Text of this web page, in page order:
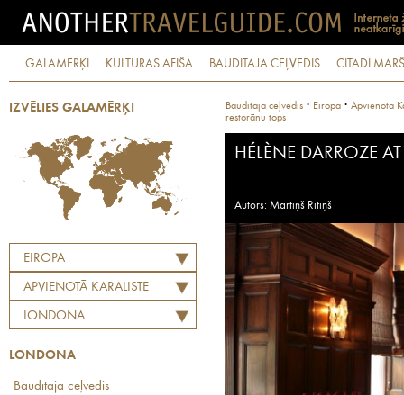
GALAMĒRĶI KULTŪRAS AFIŠA BAUDĪTĀJA CEĻVEDIS CITĀDI
IZVĒLIES GALAMĒRĶI
EIROPA
APVIENOTĀ KARALISTE
LONDONA
LONDONA
Baudītāja ceļvedis
Baudītāja ceļvedis · Eiropa · Apvienotā
restorānu tops
HÉLÈNE DARROZE
Autors: Mārtiņš Rītiņš